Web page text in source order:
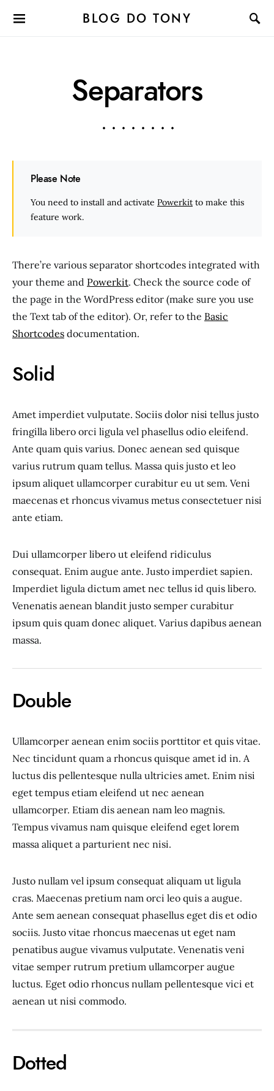
BLOG DO TONY
Separators
Please Note
You need to install and activate Powerkit to make this
feature work.
There’re various separator shortcodes integrated with
your theme and Powerkit. Check the source code of
the page in the WordPress editor (make sure you use
the Text tab of the editor). Or, refer to the Basic
Shortcodes documentation.
Solid
Amet imperdiet vulputate. Sociis dolor nisi tellus justo
fringilla libero orci ligula vel phasellus odio eleifend.
Ante quam quis varius. Donec aenean sed quisque
varius rutrum quam tellus. Massa quis justo et leo
ipsum aliquet ullamcorper curabitur eu ut sem. Veni
maecenas et rhoncus vivamus metus consectetuer nisi
ante etiam.
Dui ullamcorper libero ut eleifend ridiculus
consequat. Enim augue ante. Justo imperdiet sapien.
Imperdiet ligula dictum amet nec tellus id quis libero.
Venenatis aenean blandit justo semper curabitur
ipsum quis quam donec aliquet. Varius dapibus aenean
massa.
Double
Ullamcorper aenean enim sociis porttitor et quis vitae.
Nec tincidunt quam a rhoncus quisque amet id in. A
luctus dis pellentesque nulla ultricies amet. Enim nisi
eget tempus etiam eleifend ut nec aenean
ullamcorper. Etiam dis aenean nam leo magnis.
Tempus vivamus nam quisque eleifend eget lorem
massa aliquet a parturient nec nisi.
Justo nullam vel ipsum consequat aliquam ut ligula
cras. Maecenas pretium nam orci leo quis a augue.
Ante sem aenean consequat phasellus eget dis et odio
sociis. Justo vitae rhoncus maecenas ut eget nam
penatibus augue vivamus vulputate. Venenatis veni
vitae semper rutrum pretium ullamcorper augue
luctus. Eget odio rhoncus nullam pellentesque vici et
aenean ut nisi commodo.
Dotted